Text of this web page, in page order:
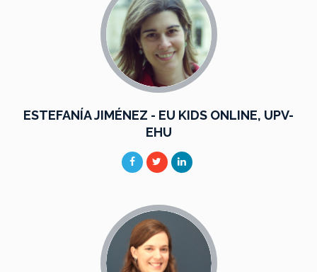
ESTEFANÍA JIMÉNEZ - EU KIDS ONLINE, UPV-
EHU